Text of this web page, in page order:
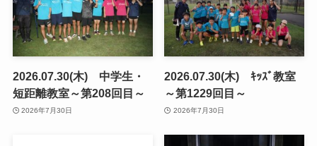
2026.07.30(木) 中学生・
短距離教室～第208回目～
2026年7月30日
2026.07.30(木) ｷｯｽﾞ教室
～第1229回目～
2026年7月30日